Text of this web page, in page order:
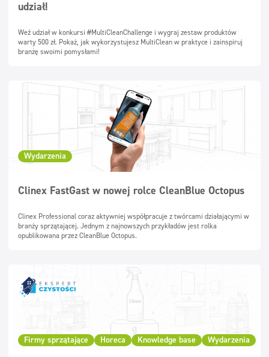
Superkontsentraadid
Pestavad pinnad
Dosaatorid
udział!
Weź udział w konkursi #MultiCleanChallenge i wygraj zestaw produktów
warty 500 zł. Pokaż, jak wykorzystujesz MultiClean w praktyce i zainspiruj
branżę swoimi pomysłami!
Wydarzenia
Clinex FastGast w nowej rolce CleanBlue Octopus
Clinex Professional coraz aktywniej współpracuje z twórcami działającymi w
branży sprzątającej. Jednym z najnowszych przykładów jest rolka
opublikowana przez CleanBlue Octopus.
Firmy sprzątające Horeca Knowledge base Wydarzenia